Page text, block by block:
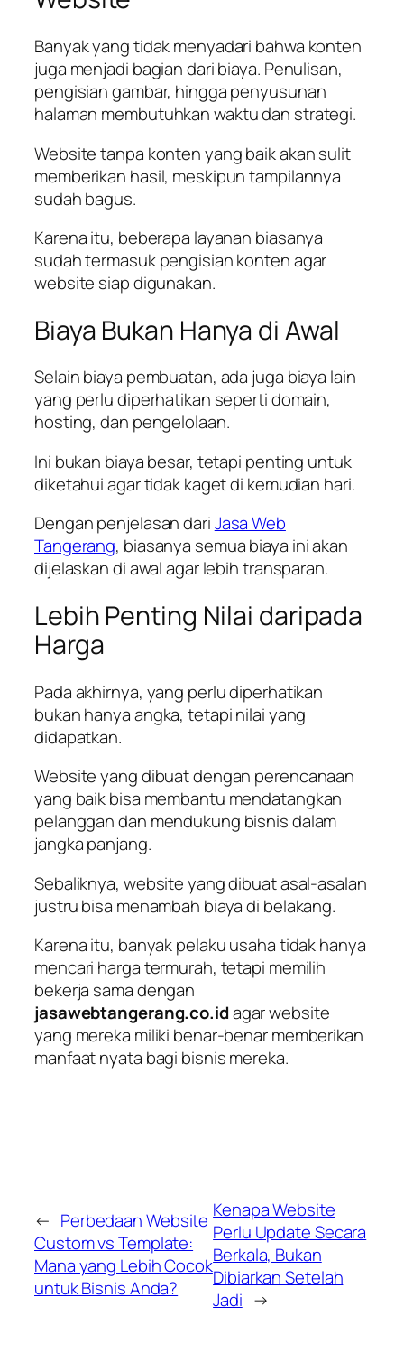
Banyak yang tidak menyadari bahwa konten
juga menjadi bagian dari biaya. Penulisan,
pengisian gambar, hingga penyusunan
halaman membutuhkan waktu dan strategi.
Website tanpa konten yang baik akan sulit
memberikan hasil, meskipun tampilannya
sudah bagus.
Karena itu, beberapa layanan biasanya
sudah termasuk pengisian konten agar
website siap digunakan.
Biaya Bukan Hanya di Awal
Selain biaya pembuatan, ada juga biaya lain
yang perlu diperhatikan seperti domain,
hosting, dan pengelolaan.
Ini bukan biaya besar, tetapi penting untuk
diketahui agar tidak kaget di kemudian hari.
Dengan penjelasan dariJasa Web
Tangerang, biasanya semua biaya ini akan
dijelaskan di awal agar lebih transparan.
Lebih Penting Nilai daripada
Harga
Pada akhirnya, yang perlu diperhatikan
bukan hanya angka, tetapi nilai yang
didapatkan.
Website yang dibuat dengan perencanaan
yang baik bisa membantu mendatangkan
pelanggan dan mendukung bisnis dalam
jangka panjang.
Sebaliknya, website yang dibuat asal-asalan
justru bisa menambah biaya di belakang.
Karena itu, banyak pelaku usaha tidak hanya
mencari harga termurah, tetapi memilih
bekerja sama dengan
jasawebtangerang.co.idagar website
yang mereka miliki benar-benar memberikan
manfaat nyata bagi bisnis mereka.
← Perbedaan Website
Custom vs Template:
Mana yang Lebih Cocok
untuk Bisnis Anda?
Kenapa Website
Perlu Update Secara
Berkala, Bukan
Dibiarkan Setelah
Jadi →